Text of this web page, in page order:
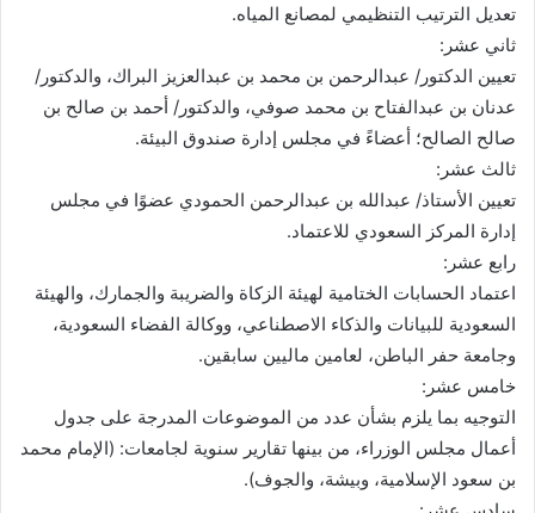
تعديل الترتيب التنظيمي لمصانع المياه.
ثاني عشر:
تعيين الدكتور/ عبدالرحمن بن محمد بن عبدالعزيز البراك، والدكتور/
عدنان بن عبدالفتاح بن محمد صوفي، والدكتور/ أحمد بن صالح بن
صالح الصالح؛ أعضاءً في مجلس إدارة صندوق البيئة.
ثالث عشر:
تعيين الأستاذ/ عبدالله بن عبدالرحمن الحمودي عضوًا في مجلس
إدارة المركز السعودي للاعتماد.
رابع عشر:
اعتماد الحسابات الختامية لهيئة الزكاة والضريبة والجمارك، والهيئة
السعودية للبيانات والذكاء الاصطناعي، ووكالة الفضاء السعودية،
وجامعة حفر الباطن، لعامين ماليين سابقين.
خامس عشر:
التوجيه بما يلزم بشأن عدد من الموضوعات المدرجة على جدول
أعمال مجلس الوزراء، من بينها تقارير سنوية لجامعات: (الإمام محمد
بن سعود الإسلامية، وبيشة، والجوف).